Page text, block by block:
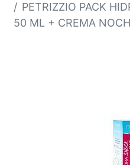
PETRIZZIO PACK
50 ML + CREMA